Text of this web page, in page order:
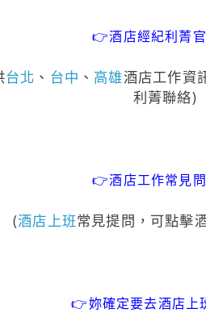
👉酒店經紀利菁
台北 、 台中 、 高雄酒店工作資
利菁聯絡)
👉酒店工作常見
(酒店上班常見提問，可點擊
👉妳確定要去酒店上